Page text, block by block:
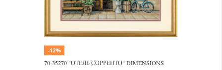
-12%
70-35270 "ОТЕЛЬ СОРРЕНТО" DIMENSIONS